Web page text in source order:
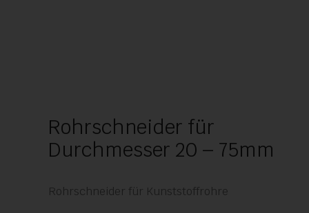
Rohrschneider für
Durchmesser 20 – 75mm
Rohrschneider für Kunststoffrohre